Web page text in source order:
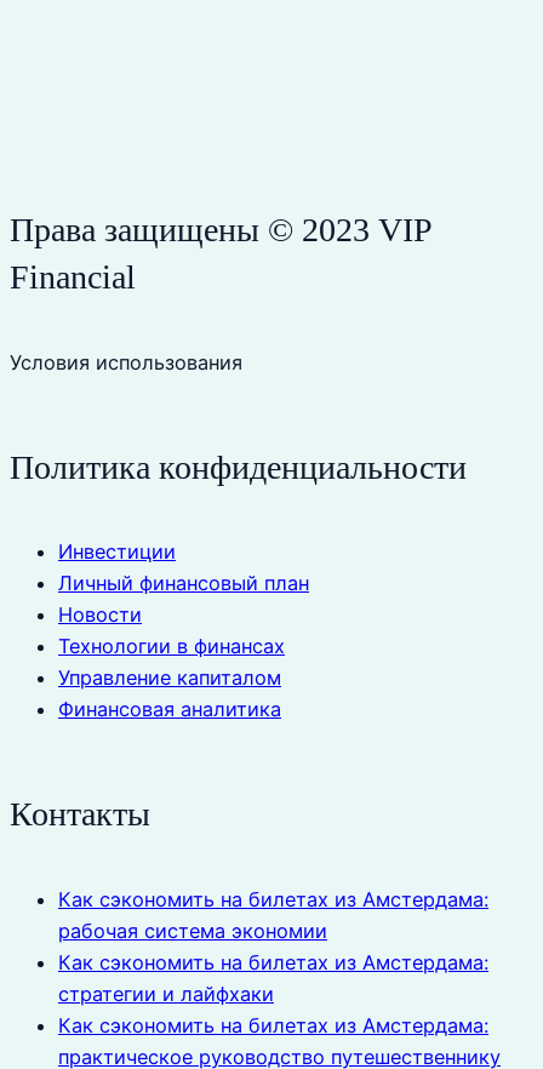
Права защищены © 2023 VIP
Financial
Условия использования
Политика конфиденциальности
Инвестиции
Личный финансовый план
Новости
Технологии в финансах
Управление капиталом
Финансовая аналитика
Контакты
Как сэкономить на билетах из Амстердама:
рабочая система экономии
Как сэкономить на билетах из Амстердама:
стратегии и лайфхаки
Как сэкономить на билетах из Амстердама:
практическое руководство путешественнику